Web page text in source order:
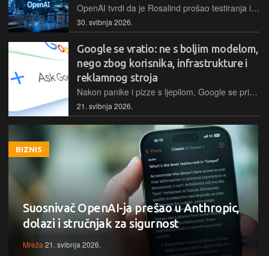
OpenAI tvrdi da je Rosalind prošao testiranja i primjenjuje se u izoliranom okruženju, no pitanje ostaje: hoće li procuriti u javnost te može li AI ubrzati obranu od pandemija brže nego što stvara nove rizike?
30. svibnja 2026.
Google se vratio: ne s boljim modelom,
nego zbog korisnika, infrastrukture i
reklamnog stroja
Nakon panike i pizze s ljepilom, Google se pribrao i vratio jači nego ikada. Ne zato što ima superiorniji model, već zato što ima nešto što konkurencija nema: 25 godina infrastrukture, ekosistem u kojem je pola svijeta već 'zarobljeno' i prihode od reklama koji sve to drže na stabilnim nogama
21. svibnja 2026.
BIZNIS
Suosnivač OpenAI-ja prešao u Anthropic,
dolazi i stručnjak za sigurnost
Mreža 21. svibnja 2026.